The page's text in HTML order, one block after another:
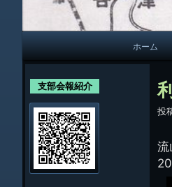
メ
イ
ン
ナ
ビ
ゲ
ー
ホーム
投
流
支部会報紹介